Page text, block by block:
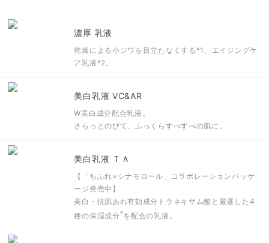
濃厚 乳液
乾燥による小ジワを目立たなくする *1
、エイジングケ
ア乳液 *2 。
美白乳液 VC&AR
W美白成分配合乳液。
さらっとのびて、ふっくらすべすべの肌に。
美白乳液 ＴＡ
【「ちふれ×シナモロール」コラボレーションパッケ
ージ発売中】
美白・抗肌あれ有効成分トラネキサム酸と 厳選した4
種の保湿成分 *を配合の乳液。